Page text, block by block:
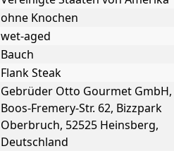
ohne Knochen
wet-aged
Bauch
Flank Steak
Gebrüder Otto Gourmet GmbH,
Boos-Fremery-Str. 62, Bizzpark
Oberbruch, 52525 Heinsberg,
Deutschland